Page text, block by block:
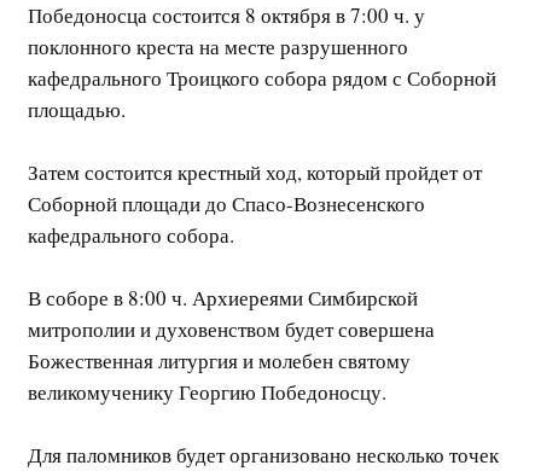
Победоносца состоится 8 октября в 7:00 ч. у
поклонного креста на месте разрушенного
кафедрального Троицкого собора рядом с Соборной
площадью.
Затем состоится крестный ход, который пройдет от
Соборной площади до Спасо-Вознесенского
кафедрального собора.
В соборе в 8:00 ч. Архиереями Симбирской
митрополии и духовенством будет совершена
Божественная литургия и молебен святому
великомученику Георгию Победоносцу.
Для паломников будет организовано несколько точек